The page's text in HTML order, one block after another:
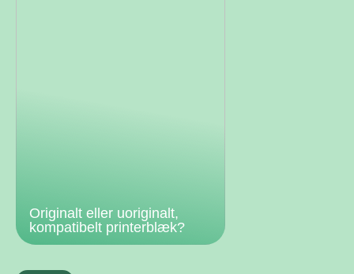
Originalt eller uoriginalt,
kompatibelt printerblæk?